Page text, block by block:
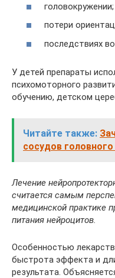
головокружении;
потери
последствиях
У детей препараты
психомоторного
обучению, детском
Читайте также:
сосудов
Лечение
считается самым
медицинской практике
питания нейроцитов.
Особенностью
быстрота эффекта и
результата.